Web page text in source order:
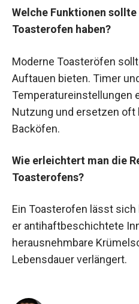
Welche Funktionen
Toasterofen haben?
Moderne Toasteröfen
Auftauen bieten. Timer
Temperatureinstellungen
Nutzung und ersetzen oft
Backöfen.
Wie erleichtert man die
Toasterofens?
Ein Toasterofen lässt
er antihaftbeschichtete
herausnehmbare
Lebensdauer verlängert.